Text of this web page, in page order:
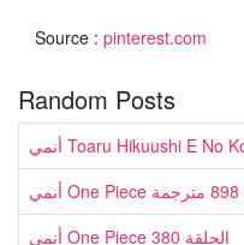
Source : pinterest.com
Random Posts
أنمي One Piece الحلقة 380